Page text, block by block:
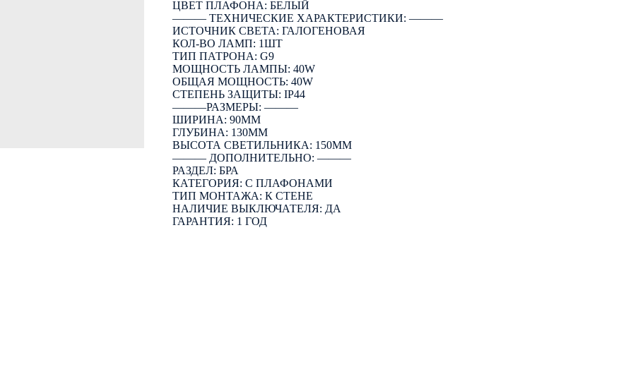
ЦВЕТ ПЛАФОНА: БЕЛЫЙ
――― ТЕХНИЧЕСКИЕ ХАРАКТЕРИСТИКИ: ―――
ИСТОЧНИК СВЕТА: ГАЛОГЕНОВАЯ
КОЛ-ВО ЛАМП: 1ШТ
ТИП ПАТРОНА: G9
МОЩНОСТЬ ЛАМПЫ: 40W
ОБЩАЯ МОЩНОСТЬ: 40W
СТЕПЕНЬ ЗАЩИТЫ: IP44
―――РАЗМЕРЫ: ―――
ШИРИНА: 90ММ
ГЛУБИНА: 130ММ
ВЫСОТА СВЕТИЛЬНИКА: 150ММ
――― ДОПОЛНИТЕЛЬНО: ―――
РАЗДЕЛ: БРА
КАТЕГОРИЯ: С ПЛАФОНАМИ
ТИП МОНТАЖА: К СТЕНЕ
НАЛИЧИЕ ВЫКЛЮЧАТЕЛЯ: ДА
ГАРАНТИЯ: 1 ГОД